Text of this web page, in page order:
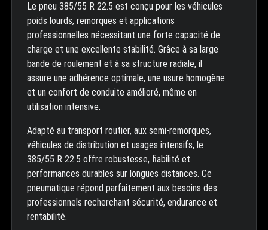
Le pneu 385/55 R 22.5 est conçu pour les véhicules
poids lourds, remorques et applications
professionnelles nécessitant une forte capacité de
charge et une excellente stabilité. Grâce à sa large
bande de roulement et à sa structure radiale, il
assure une adhérence optimale, une usure homogène
et un confort de conduite amélioré, même en
utilisation intensive.
Adapté au transport routier, aux semi-remorques,
véhicules de distribution et usages intensifs, le
385/55 R 22.5 offre robustesse, fiabilité et
performances durables sur longues distances. Ce
pneumatique répond parfaitement aux besoins des
professionnels recherchant sécurité, endurance et
rentabilité.